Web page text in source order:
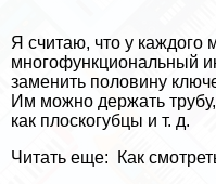
Я считаю, что у
многофункциональный
заменить половину
Им можно держать
как плоскогубцы и т. д.
Читать еще:
Как